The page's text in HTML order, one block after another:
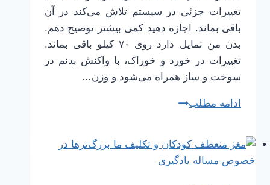
تغییرات جزئی در سیستم تلاش می‌کند در آن
باقی بماند. اجازه دهید کمی بیشتر توضیح دهم.
بدن من تمایل دارد روی ۷۰ کیلو باقی بماند.
تغییرات در خورد و خوراک، با واکنش بدنم در
سوخت و ساز همراه می‌شود و وزن…
ادامه مطلبهومیواستیسیس